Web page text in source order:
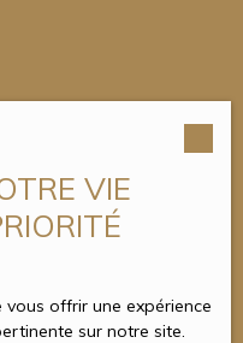
VIE
offrir une expérience
sur notre site.